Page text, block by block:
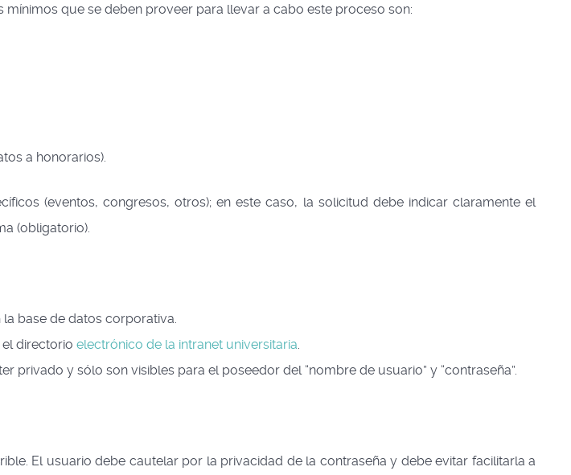
que se deben proveer para llevar a cabo este proceso son:
a honorarios).
(eventos, congresos, otros); en este caso, la solicitud debe indicar claramente el
(obligatorio).
base de datos corporativa.
directorio electrónico de la intranet universitaria.
privado y sólo son visibles para el poseedor del “nombre de usuario” y “contraseña”.
El usuario debe cautelar por la privacidad de la contraseña y debe evitar facilitarla a